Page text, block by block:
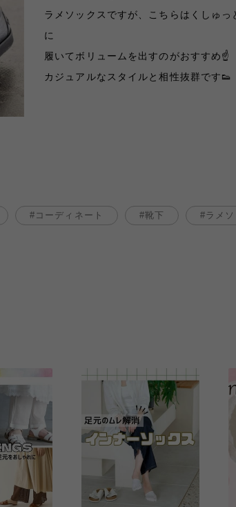
ラメソックスですが、こちらはくしゅっ
に
履いてボリュームを出すのがおすすめ☝️
カジュアルなスタイルと相性抜群です👟
コーディネート 靴下 ラメ